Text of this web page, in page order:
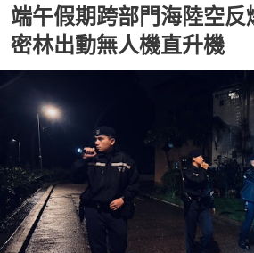
端午假期跨部門海陸空
密林出動無人機直升機